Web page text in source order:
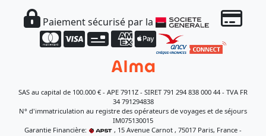
Paiement sécurisé par la
SAS au capital de 100.000 € - APE 7911Z - SIRET 791 294 838 000 44 - TVA FR
34 791294838
N° d'immatriculation au registre des opérateurs de voyages et de séjours
IM075130015
Garantie Financière:
, 15 Avenue Carnot , 75017 Paris, France -